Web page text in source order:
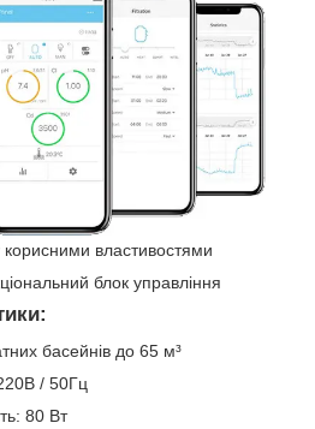
корисними властивостями
блок управління
басейнів до 65 м³
/ 50Гц
80 Вт